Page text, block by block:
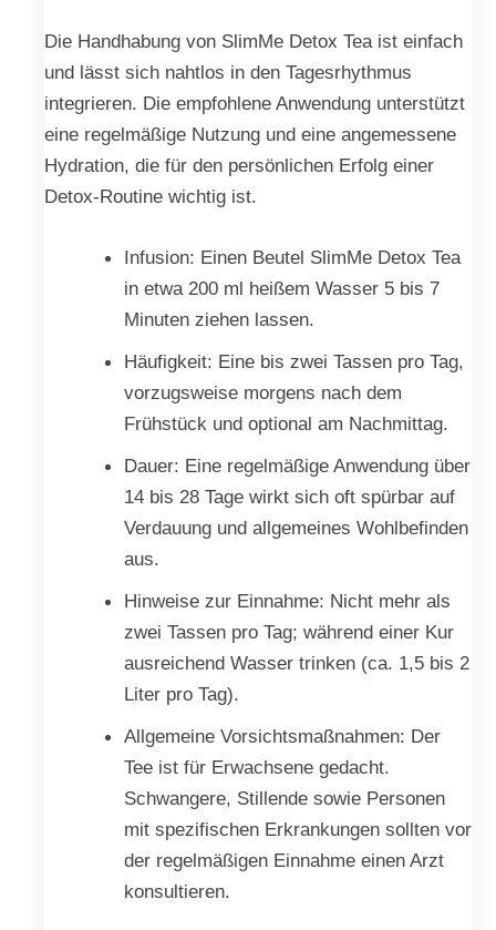
Die Handhabung von SlimMe Detox Tea ist einfach
und lässt sich nahtlos in den Tagesrhythmus
integrieren. Die empfohlene Anwendung unterstützt
eine regelmäßige Nutzung und eine angemessene
Hydration, die für den persönlichen Erfolg einer
Detox-Routine wichtig ist.
Infusion: Einen Beutel SlimMe Detox Tea
in etwa 200 ml heißem Wasser 5 bis 7
Minuten ziehen lassen.
Häufigkeit: Eine bis zwei Tassen pro Tag,
vorzugsweise morgens nach dem
Frühstück und optional am Nachmittag.
Dauer: Eine regelmäßige Anwendung über
14 bis 28 Tage wirkt sich oft spürbar auf
Verdauung und allgemeines Wohlbefinden
aus.
Hinweise zur Einnahme: Nicht mehr als
zwei Tassen pro Tag; während einer Kur
ausreichend Wasser trinken (ca. 1,5 bis 2
Liter pro Tag).
Allgemeine Vorsichtsmaßnahmen: Der
Tee ist für Erwachsene gedacht.
Schwangere, Stillende sowie Personen
mit spezifischen Erkrankungen sollten vor
der regelmäßigen Einnahme einen Arzt
konsultieren.